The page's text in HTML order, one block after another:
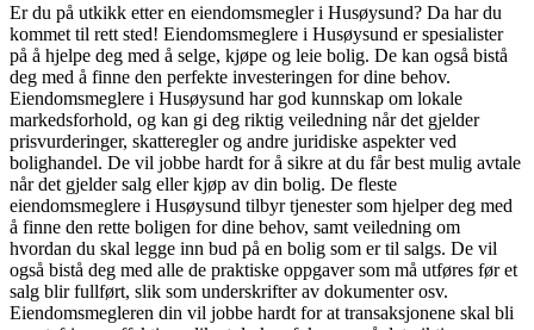
Er du på utkikk etter en eiendomsmegler i Husøysund? Da har du
kommet til rett sted! Eiendomsmeglere i Husøysund er spesialister
på å hjelpe deg med å selge, kjøpe og leie bolig. De kan også bistå
deg med å finne den perfekte investeringen for dine behov.
Eiendomsmeglere i Husøysund har god kunnskap om lokale
markedsforhold, og kan gi deg riktig veiledning når det gjelder
prisvurderinger, skatteregler og andre juridiske aspekter ved
bolighandel. De vil jobbe hardt for å sikre at du får best mulig avtale
når det gjelder salg eller kjøp av din bolig. De fleste
eiendomsmeglere i Husøysund tilbyr tjenester som hjelper deg med
å finne den rette boligen for dine behov, samt veiledning om
hvordan du skal legge inn bud på en bolig som er til salgs. De vil
også bistå deg med alle de praktiske oppgaver som må utføres før et
salg blir fullført, slik som underskrifter av dokumenter osv.
Eiendomsmegleren din vil jobbe hardt for at transaksjonene skal bli